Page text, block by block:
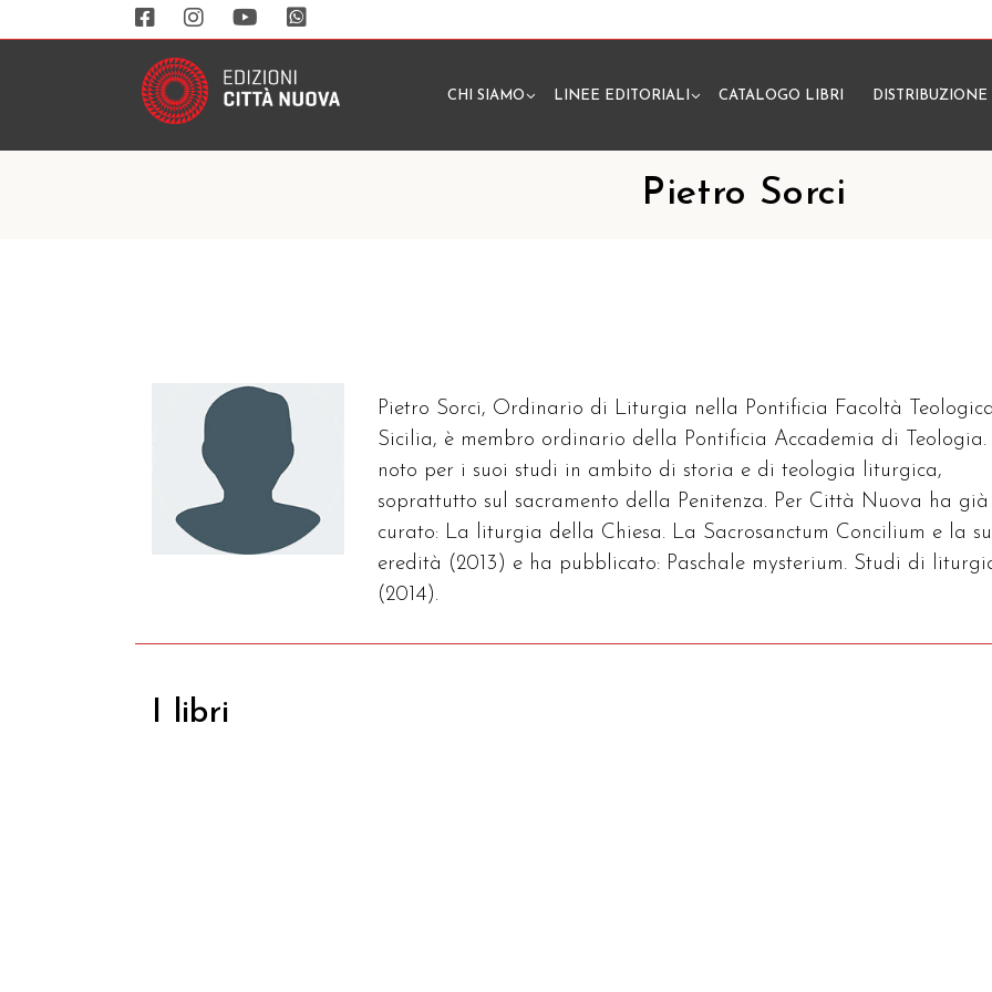
CHI SIAMO LINEE EDITORIALI CATALOGO LIBRI DISTRIBUZIONE
Pietro Sorci
Pietro Sorci, Ordinario di Liturgia nella Pontificia Facoltà
Sicilia, è membro ordinario della Pontificia Accademia di Teologia.
noto per i suoi studi in ambito di storia e di teologia liturgica,
soprattutto sul sacramento della Penitenza. Per Città Nuova ha già
curato: La liturgia della Chiesa. La Sacrosanctum Concilium e la
eredità (2013) e ha pubblicato: Paschale mysterium. Studi di
(2014).
I libri